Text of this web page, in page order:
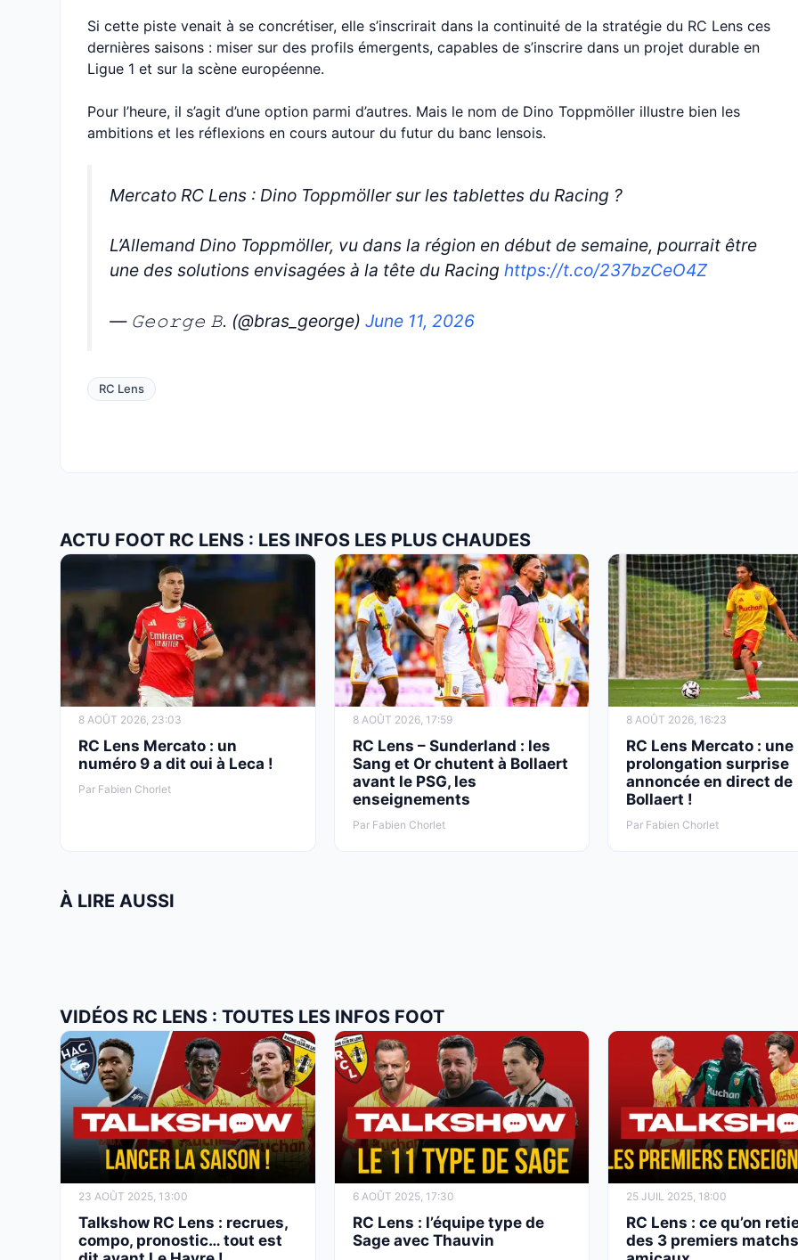
Si cette piste venait à se concrétiser, elle s’inscrirait dans la continuité de la stratégie du RC Lens ces
dernières saisons : miser sur des profils émergents, capables de s’inscrire dans un projet durable en
Ligue 1 et sur la scène européenne.
Pour l’heure, il s’agit d’une option parmi d’autres. Mais le nom de Dino Toppmöller illustre bien les
ambitions et les réflexions en cours autour du futur du banc lensois.
Mercato RC Lens : Dino Toppmöller sur les tablettes du Racing ?
L’Allemand Dino Toppmöller, vu dans la région en début de semaine, pourrait être
une des solutions envisagées à la tête du Racing https://t.co/237bzCeO4Z
— 𝙶𝚎𝚘𝚛𝚐𝚎 𝙱. (@bras_george) June 11, 2026
RC Lens
ACTU FOOT RC LENS : LES INFOS LES PLUS CHAUDES
8 AOÛT 2026, 23:03
RC Lens Mercato : un
numéro 9 a dit oui à Leca !
Par Fabien Chorlet
8 AOÛT 2026, 17:59
RC Lens – Sunderland : les
Sang et Or chutent à Bollaert
avant le PSG, les
enseignements
Par Fabien Chorlet
8 AOÛT 2026, 16:23
RC Lens Mercato : une
prolongation surprise
annoncée en direct de
Bollaert !
Par Fabien Chorlet
À LIRE AUSSI
VIDÉOS RC LENS : TOUTES LES INFOS FOOT
23 AOÛT 2025, 13:00
Talkshow RC Lens : recrues,
compo, pronostic… tout est
6 AOÛT 2025, 17:30
RC Lens : l’équipe type de
Sage avec Thauvin
25 JUIL 2025, 18:00
RC Lens : ce qu’on
des 3 premiers matchs